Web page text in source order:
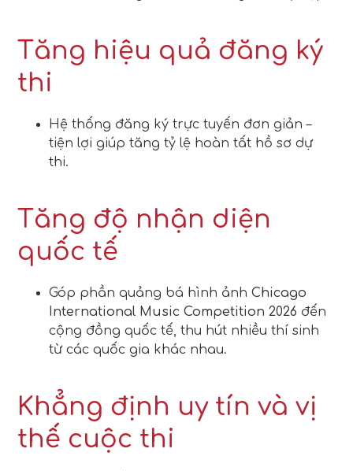
Tăng hiệu quả đăng ký
thi
Hệ thống đăng ký trực tuyến đơn giản –
tiện lợi giúp tăng tỷ lệ hoàn tất hồ sơ dự
thi.
Tăng độ nhận diện
quốc tế
Góp phần quảng bá hình ảnhChicago
International Music Competition 2026 đến
cộng đồng quốc tế, thu hút nhiều thí sinh
từ các quốc gia khác nhau.
Khẳng định uy tín và vị
thế cuộc thi